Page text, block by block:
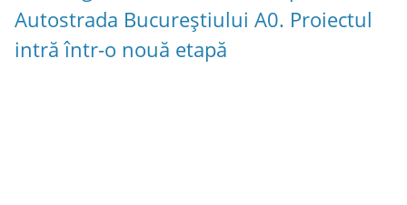
Autostrada Bucureștiului A0. Proiectul
intră într-o nouă etapă